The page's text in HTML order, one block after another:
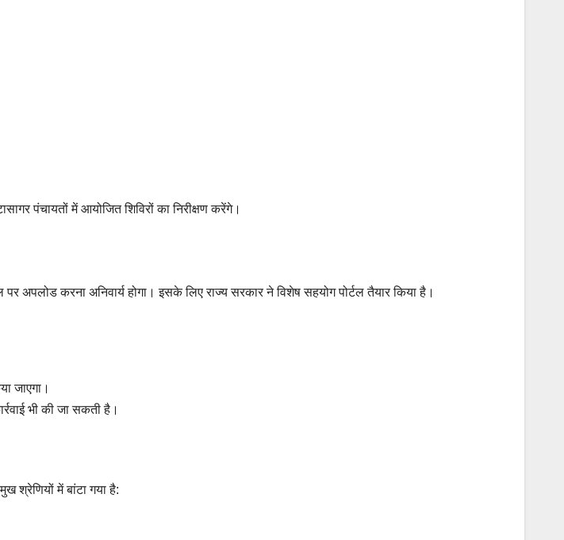
पंचायतों में आयोजित शिविरों का निरीक्षण करेंगे।
अपलोड करना अनिवार्य होगा। इसके लिए राज्य सरकार ने विशेष सहयोग पोर्टल तैयार किया है।
जाएगा।
भी की जा सकती है।
श्रेणियों में बांटा गया है: